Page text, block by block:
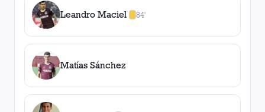
Leandro Maciel 84'
1amarilla
Matías Sánchez